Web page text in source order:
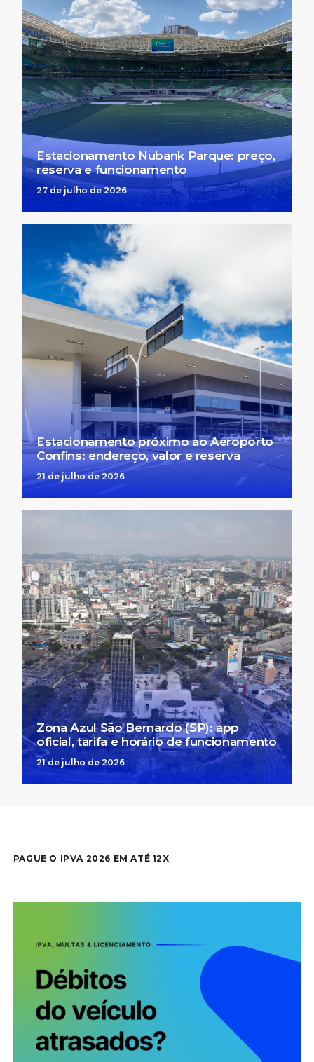
Estacionamento Nubank Parque: preço,
reserva e funcionamento
27 de julho de 2026
Estacionamento próximo ao Aeroporto
Confins: endereço, valor e reserva
21 de julho de 2026
Zona Azul São Bernardo (SP): app
oficial, tarifa e horário de funcionamento
21 de julho de 2026
PAGUE O IPVA 2026 EM ATÉ 12X